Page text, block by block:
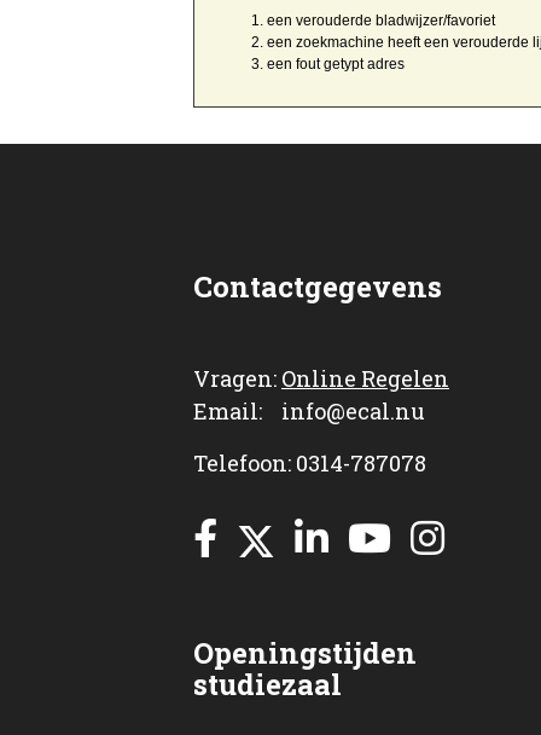
een verouderde bladwijzer/favoriet
een zoekmachine heeft een verouderde
een fout getyptadres
Contactgegevens
Vragen: Online Regelen
Email: info@ecal.nu
Telefoon: 0314-787078
Openingstijden
studiezaal